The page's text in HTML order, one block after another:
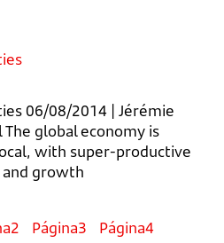
06/08/2014 | Jérémie
global economy is
with super-productive
growth
2 Página3 Página4